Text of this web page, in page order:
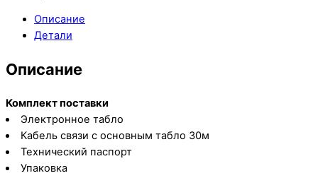
Описание
Детали
Описание
Комплект поставки
Электронное табло
Кабель связи с основным табло 30м
Технический паспорт
Упаковка